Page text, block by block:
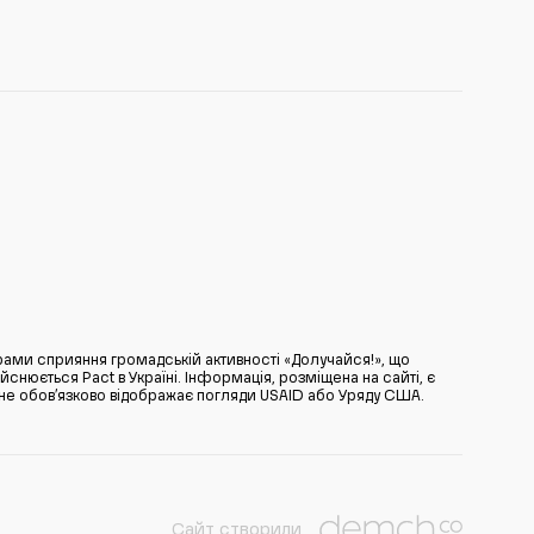
сприяння громадській активності «Долучайся!», що
Pact в Україні. Інформація, розміщена на сайті, є
обов’язково відображає погляди USAID або Уряду США.
Сайт створили